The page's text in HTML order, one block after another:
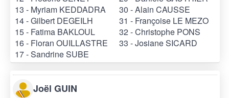
13 - Myriam KEDDADRA
14 - Gilbert DEGEILH
15 - Fatima BAKLOUL
16 - Floran OUILLASTRE
17 - Sandrine SUBE
30 - Alain CAUSSE
31 - Françoise LE MEZO
32 - Christophe PONS
33 - Josiane SICARD
Joël GUIN